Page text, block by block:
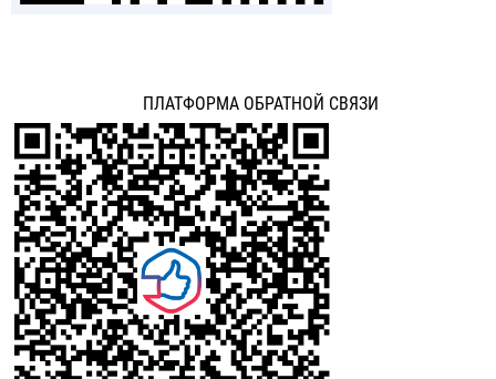
ПЛАТФОРМА ОБРАТНОЙ СВЯЗИ